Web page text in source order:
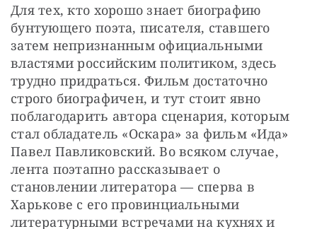
Для тех, кто хорошо знает биографию
бунтующего поэта, писателя, ставшего
затем непризнанным официальными
властями российским политиком, здесь
трудно придраться. Фильм достаточно
строго биографичен, и тут стоит явно
поблагодарить автора сценария, которым
стал обладатель «Оскара» за фильм «Ида»
Павел Павликовский. Во всяком случае,
лента поэтапно рассказывает о
становлении литератора — сперва в
Харькове с его провинциальными
литературными встречами на кухнях и